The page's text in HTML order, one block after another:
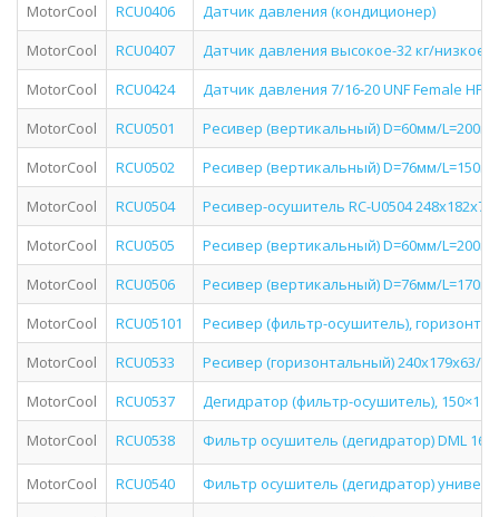
MotorCool
RCU0406
Датчик давления (кондиционер)
MotorCool
RCU0407
Датчик давления высокое-32 кг/низкое-
MotorCool
RCU0424
Датчик давления 7/16-20 UNF Female HP
MotorCool
RCU0501
Ресивер (вертикальный) D=60мм/
MotorCool
RCU0502
Ресивер (вертикальный) D=76мм/
MotorCool
RCU0504
Ресивер-осушитель RC-U0504
MotorCool
RCU0505
Ресивер (вертикальный) D=60мм/
MotorCool
RCU0506
Ресивер (вертикальный) D=76мм/
MotorCool
RCU05101
Ресивер (фильтр-осушитель),
MotorCool
RCU0533
Ресивер (горизонтальный) 240х179х63/
MotorCool
RCU0537
Дегидратор (фильтр-осушитель),
MotorCool
RCU0538 Фильтр осушитель (дегидратор) DML 163
MotorCool RCU0540
Фильтр осушитель (дегидратор)